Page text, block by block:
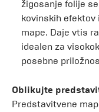
žigosanje folije
kovinskih efektov
mape. Daje vtis
idealen za
posebne
Oblikujte
Predstavitvene